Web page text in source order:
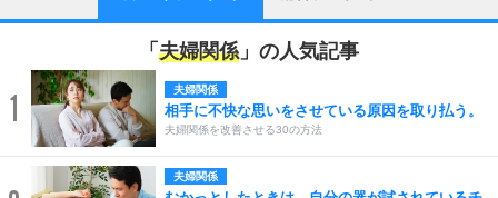
「 夫婦関係」の人気記事
1 夫婦関係
相手に不快な思いをさせている原因を取り払う。
夫婦関係を改善させる30の方法
夫婦関係